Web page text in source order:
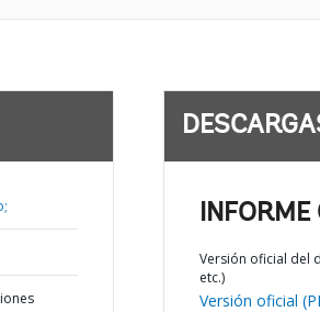
INFORME
Versión oficial del
etc.)
Versión oficial